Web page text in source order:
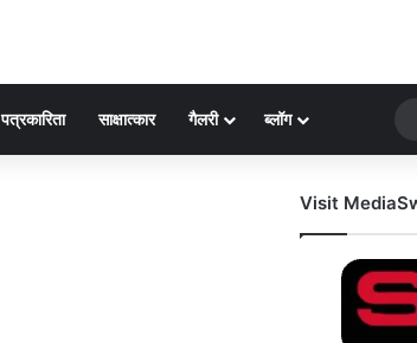
पत्रकारिता साक्षात्कार गैलरी ब्लॉग
Visit